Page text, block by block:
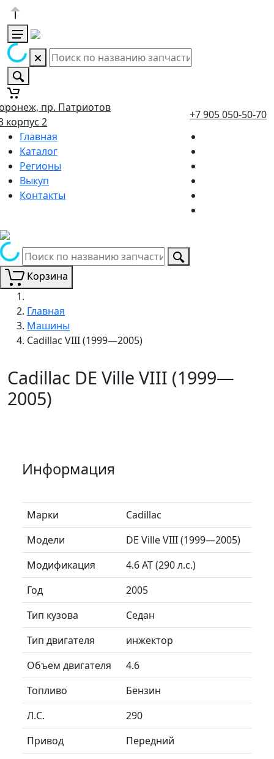
пр. Патриотов
корпус 2
+7 905 050-50-70
Главная
Каталог
Регионы
Выкуп
Контакты
Корзина
Главная
Машины
Cadillac VIII (1999—2005)
Cadillac DE Ville VIII (1999—
2005)
Информация
Марки
Cadillac
Модели
DE Ville VIII (1999—2005)
Модификация
4.6 AT (290 л.с.)
Год
2005
Тип кузова
Седан
Тип двигателя
инжектор
Объем двигателя
4.6
Топливо
Бензин
Л.C.
290
Привод
Передний